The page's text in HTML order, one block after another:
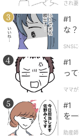
され
#1
な
SNS
#1
っ
ママ
#1
を
助産